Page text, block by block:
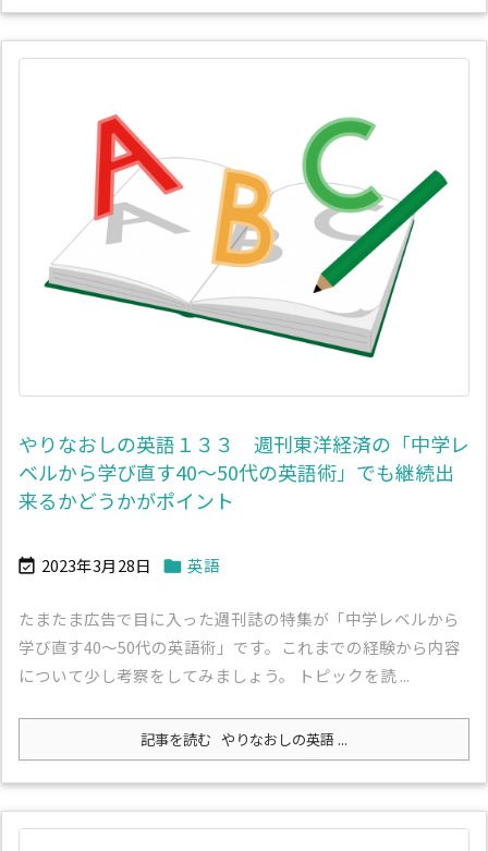
やりなおしの英語１３３ 週刊東洋経済の「中学レ
ベルから学び直す40〜50代の英語術」でも継続出
来るかどうかがポイント
 2023年3月28日  英語
たまたま広告で目に入った週刊誌の特集が「中学レベルから
学び直す40〜50代の英語術」です。これまでの経験から内容
について少し考察をしてみましょう。 トピックを読 ...
記事を読む やりなおしの英語 ...